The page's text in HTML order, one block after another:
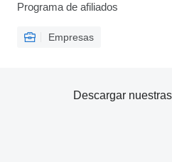
Programa de afiliados
Empresas
Descargar